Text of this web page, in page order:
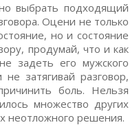
выбрать подходящий
Оцени не только
но и состояние
продумай, что и как
задеть его мужского
затягивай разговор,
боль. Нельзя
множество других
неотложного решения.